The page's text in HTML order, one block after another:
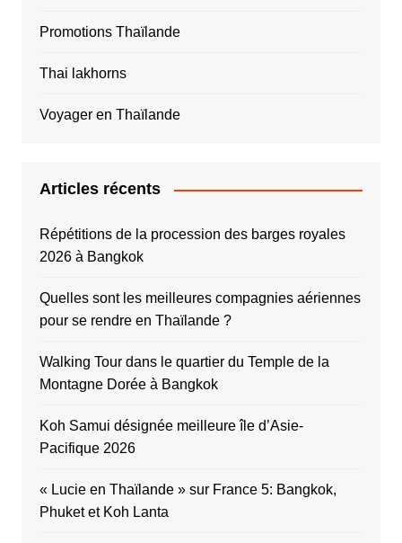
Promotions Thaïlande
Thai lakhorns
Voyager en Thaïlande
Articles récents
Répétitions de la procession des barges royales
2026 à Bangkok
Quelles sont les meilleures compagnies aériennes
pour se rendre en Thaïlande ?
Walking Tour dans le quartier du Temple de la
Montagne Dorée à Bangkok
Koh Samui désignée meilleure île d’Asie-
Pacifique 2026
« Lucie en Thaïlande » sur France 5: Bangkok,
Phuket et Koh Lanta